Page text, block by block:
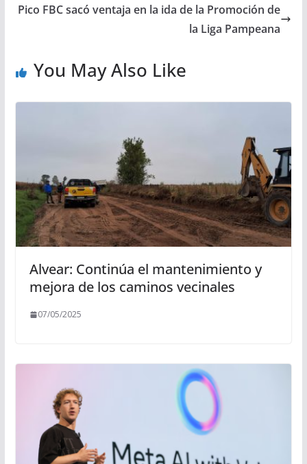
Pico FBC sacó ventaja en la ida de la Promoción de
la Liga Pampeana
You May Also Like
Alvear: Continúa el mantenimiento y
mejora de los caminos vecinales
07/05/2025